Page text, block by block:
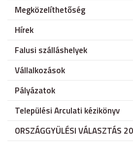
Megközelíthetőség
Hírek
Falusi szálláshelyek
Vállalkozások
Pályázatok
Települési Arculati kézikönyv
ORSZÁGGYÜLÉSI VÁLASZTÁS